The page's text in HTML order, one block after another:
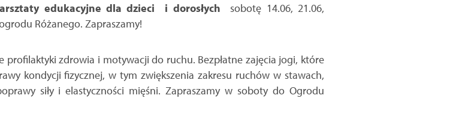
edukacyjne dla dzieci i dorosłych
sobotę 14.06, 21.06,
Różanego. Zapraszamy!
zdrowia i motywacji do ruchu. Bezpłatne zajęcia jogi, które
kondycji fizycznej, w tym zwiększenia zakresu ruchów w stawach,
siły i elastyczności mięśni. Zapraszamy w soboty do Ogrodu